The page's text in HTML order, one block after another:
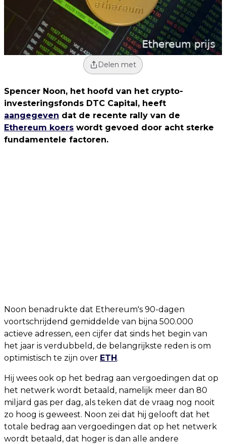
Delen met
Spencer Noon, het hoofd van het crypto-
investeringsfonds DTC Capital, heeft
aangegeven dat de recente rally van de
Ethereum koers wordt gevoed door acht sterke
fundamentele factoren.
Noon benadrukte dat Ethereum's 90-dagen
voortschrijdend gemiddelde van bijna 500.000
actieve adressen, een cijfer dat sinds het begin van
het jaar is verdubbeld, de belangrijkste reden is om
optimistisch te zijn over ETH.
Hij wees ook op het bedrag aan vergoedingen dat op
het netwerk wordt betaald, namelijk meer dan 80
miljard gas per dag, als teken dat de vraag nog nooit
zo hoog is geweest. Noon zei dat hij gelooft dat het
totale bedrag aan vergoedingen dat op het netwerk
wordt betaald, dat hoger is dan alle andere